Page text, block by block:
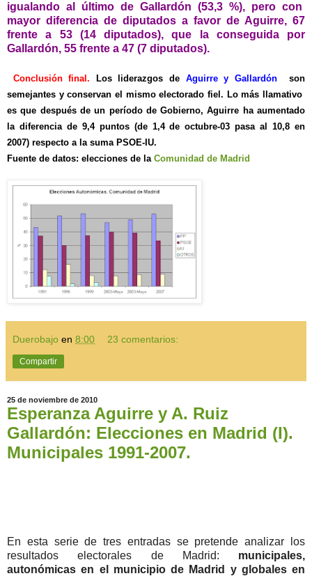
igualando al último de Gallardón (53,3 %), pero con
mayor diferencia de diputados a favor de Aguirre, 67
frente a 53 (14 diputados), que la conseguida por
Gallardón, 55 frente a 47 (7 diputados).
Conclusión final. Los liderazgos de Aguirre y Gallardónson
semejantes y conservan el mismo electorado fiel. Lo más llamativo
es que después de un período de Gobierno, Aguirre ha aumentado
la diferencia de 9,4 puntos (de 1,4 de octubre-03 pasa al 10,8 en
2007) respecto a la suma PSOE-IU.
Fuente de datos: elecciones de la Comunidad de Madrid
Duerobajo en 8:00 23 comentarios:
Compartir
25 de noviembre de 2010
Esperanza Aguirre y A. Ruiz
Gallardón: Elecciones en Madrid (I).
Municipales 1991-2007.
En esta serie de tres entradas se pretende analizar los
resultados electorales de Madrid: municipales,
autonómicas en el municipio de Madrid y globales en